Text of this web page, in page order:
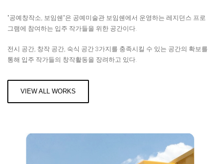
"공예창작소, 보임쉔"은 공예미술관 보임쉔에서 운영하는 레지던스 프로
그램에 참여하는 입주 작가들을 위한 공간이다.
전시 공간, 창작 공간, 숙식 공간 3가지를 충족시킬 수 있는 공간의 확보를
통해 입주 작가들의 창작활동을 장려하고 있다.
VIEW ALL WORKS